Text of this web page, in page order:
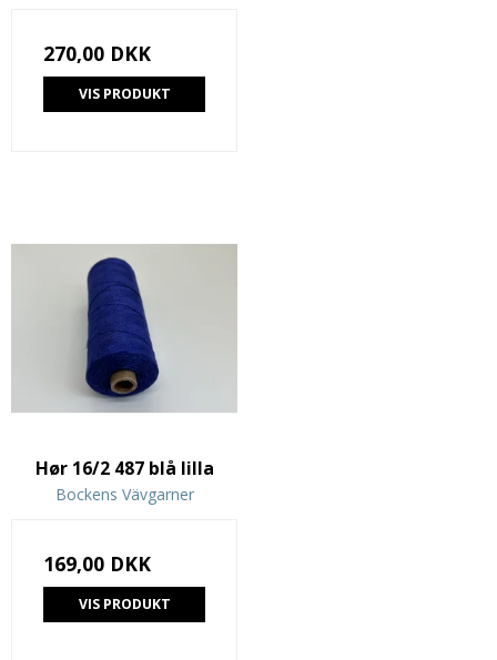
270,00 DKK
VIS PRODUKT
Hør 16/2 487 blå lilla
Bockens Vävgarner
169,00 DKK
VIS PRODUKT